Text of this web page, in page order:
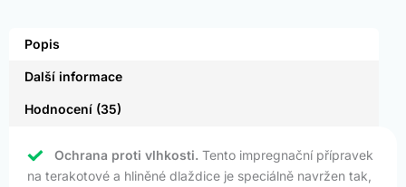
Popis
Další informace
Hodnocení (35)
Ochrana proti vlhkosti. Tento impregnační přípravek
na terakotové a hliněné dlaždice je speciálně navržen tak,